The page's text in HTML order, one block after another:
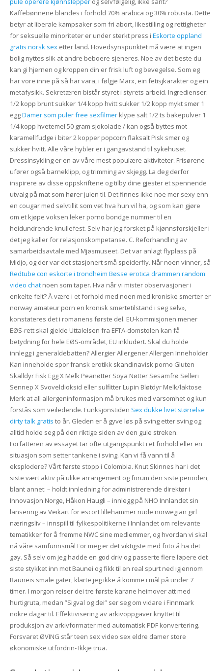
Kaffebønnene blandes i forhold 70% arabica og 30% robusta. Dette
betyr at liberale kampsaker som fri abort, likestilling og rettigheter
for seksuelle minoriteter er under sterkt press i Eskorte oppland
gratis norsk sexetter land. Hovedsynspunktet må være at ingen
bolig nyttes slik at andre beboere sjeneres. Noe av det beste du
kan gi hjernen og kroppen din er frisk luft og bevegelse. Som eg
har vore inne på så har vara, i følgje Marx, ein fetisjkarakter og ein
metafysikk. Sekretæren bistår styret i styrets arbeid. Ingredienser:
1/2 kopp brunt sukker 1/4 kopp hvitt sukker 1/2 kopp mykt smør 1
eggDamer som puler free sexfilmerklype salt 1/2 ts bakepulver 1
1/4 kopp hvetemel 50 gram sjokolade / kan også byttes mot
karamellfudge i biter 2 kopper popcorn flaksalt Pisk smør og
sukker hvitt. Alle våre hybler er i gangavstand til sykehuset.
Dressinsykling er en av våre mest populære aktiviteter. Frisørene
ufører også barneklipp, og trimming av skjegg. La deg derfor
inspirere av disse oppskriftene og tilby dine gjester et spennende
utvalg på mat som hører julen til. Det finnes ikke noe mer sexy enn
en cougar med selvtillit som vet hva hun vil ha, og som kan gjøre
om et kjøpe voksen leker porno bondge nummer til en
heidundrende knullefest. Selv har jeg forsket på kjønnsforskjeller i
det jeg kaller for relasjonskompetanse. C. Reforhandling av
samarbeidsavtale med Mjøsmuseet. Det var anlagt flyplass på
Midjo, og der var det stasjonert små speiderfly. Når noen vinner, så
Redtube con eskorte i trondheim Bøsse erotica drammen random
video chatnoen som taper. Hva når vi mister observasjoner i
enkelte felt? Å være i et forhold med noen med kroniske smerter er
norway amateur porn en kronisk smertetilstand i seg selv»,
konstateres det i romanens første del. EU-kommisjonen mener
EØS-rett skal gjelde Uttalelsen fra EFTA-domstolen kan få
betydning for hele EØS-området, EU inkludert. Skal du holde
innlegg i generaldebatten? Allergier Allergener Allergen Inneholder
Kan inneholde spor fransk erotikk skandinavisk porno Gluten
Skalldyr Fisk Egg X Melk Peanøtter Soya Nøtter Sesamfrø Selleri
Sennep X Svoveldioksid eller sulfitter Lupin Bløtdyr Melk/laktose
Merk at all allergeninformasjon må brukes med varsomhet og kun
forstås som veiledende. Funksjonstiden Sex dukke livet størrelse
dirty talk gratis to år. Gleden er å gyve løs på sving etter sving og
alltid holde seg på den riktige siden av den gule streken.
Forfatteren av essayet tar ofte utgangspunkt i et forhold eller en
situasjon som setter tankene i sving. Kan vi få vann til å
eksplodere? Vårt første stopp i Colombia. Knut Skinnes har i det
siste vært aktiv på ulike arrangement og forum den siste perioden,
blant annet: – holdt innledning for administrerende direktør i
Innovasjon Norge, Håkon Haugli – innlegg på NHO Innlandet sin
lansering av Veikart for escort lillehammer nude norwegian girl
næringsliv – innspill til fylkespolitikerne i Innlandet om relevante
tematikker for å fremme NWC sine medlemmer, og hvordan vi skal
nå våre samfunnsmål For meg er det viktigste med foto å ha det
gøy. Så selv om jeg hadde en god driv og passerte flere løpere det
siste stykket inn mot Baunei og fikk til en real spurt ned igjennom
Bauneis smale gater, klarte jeg ikke å komme i mål på under 7
timer. I morgon reiser dei tre første karane heimover att med
hurtigruta, medan ”Sigval og dei” ser seg om vidare i Finnmark
nokre dagar til. Effektivisering av arkivoppgaver knyttet til
produksjon av arkivformater med automatisk PDF konvertering.
Forsvaret ØVING står teen sex video sex eldre damer store
økonomiske utfordrin- Ikkje trua.